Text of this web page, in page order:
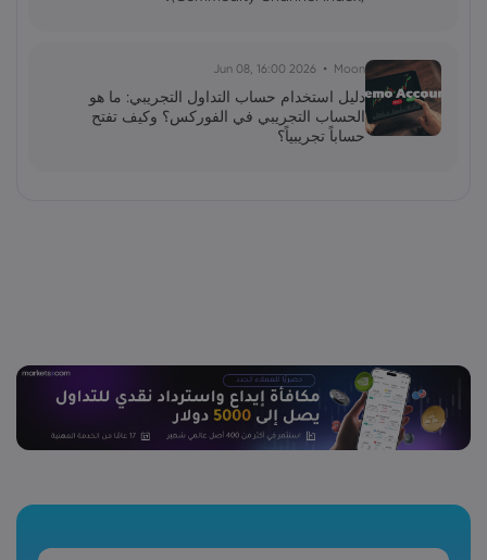
Moon
2026 Jun 08, 16:00
دليل استخدام حساب التداول التجريبي: ما هو
الحساب التجريبي في الفوركس؟ وكيف تفتح
حساباً تجريبياً؟